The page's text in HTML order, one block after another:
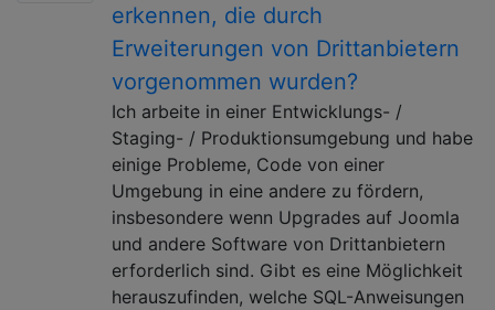
erkennen, die durch
Erweiterungen von Drittanbietern
vorgenommen wurden?
Ich arbeite in einer Entwicklungs- /
Staging- / Produktionsumgebung und habe
einige Probleme, Code von einer
Umgebung in eine andere zu fördern,
insbesondere wenn Upgrades auf Joomla
und andere Software von Drittanbietern
erforderlich sind. Gibt es eine Möglichkeit
herauszufinden, welche SQL-Anweisungen